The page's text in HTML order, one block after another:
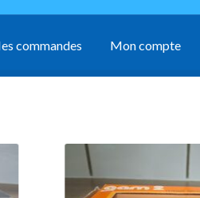
commandes Mon compte